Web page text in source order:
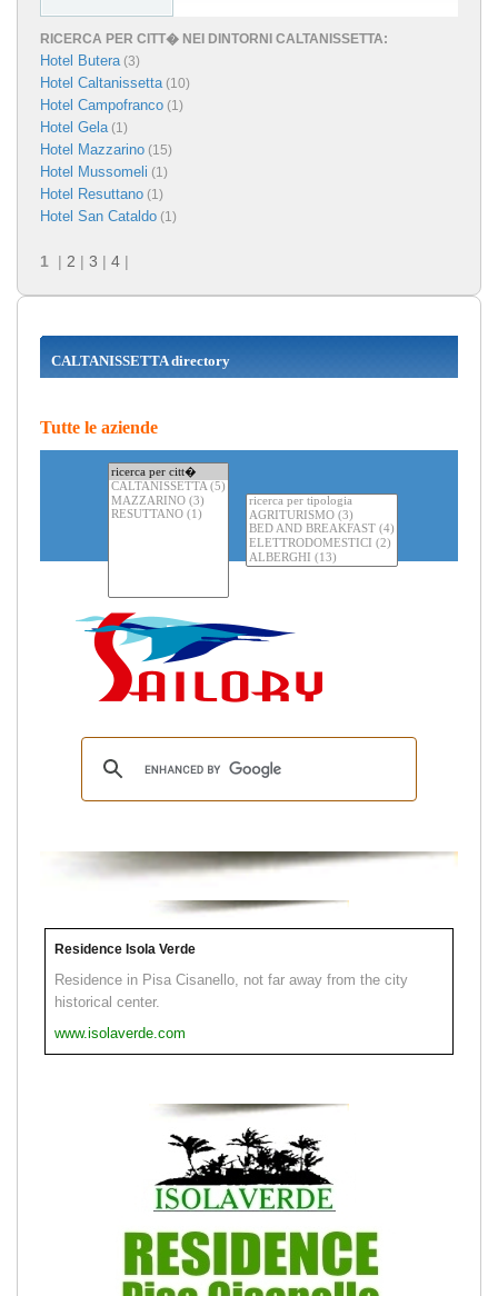
RICERCA PER CITT� NEI DINTORNI CALTANISSETTA:
Hotel Butera(3)
Hotel Caltanissetta(10)
Hotel Campofranco (1)
Hotel Gela(1)
Hotel Mazzarino (15)
Hotel Mussomeli (1)
Hotel Resuttano (1)
Hotel San Cataldo (1)
1 | 2 | 3 | 4 |
CALTANISSETTA directory
Tutte le aziende
Residence Isola Verde
Residence in Pisa Cisanello, not far away from the city
historical center.
www.isolaverde.com